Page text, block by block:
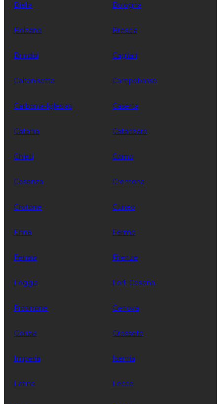
Biella Bologna
Bolzano Brescia
Brindisi Cagliari
Caltanisetta Campobasso
Carbonia-Iglesias Caserta
Catania Catanzaro
Chieti Como
Cosenza Cremona
Crotone Cuneo
Enna Fermo
Ferrara Firenze
Foggia Forli-Cesena
Frosinone Genova
Gorizia Grosseto
Imperia Isernia
Latina Lecce